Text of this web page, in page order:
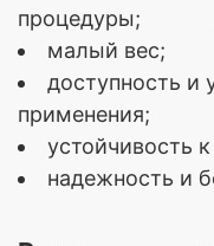
процедуры;
малый вес;
доступность и
применения;
устойчивость
надежность и